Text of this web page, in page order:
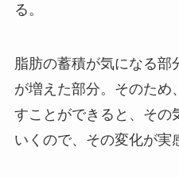
る。
脂肪の蓄積が気になる部
が増えた部分。そのため
すことができると、その
いくので、その変化が実